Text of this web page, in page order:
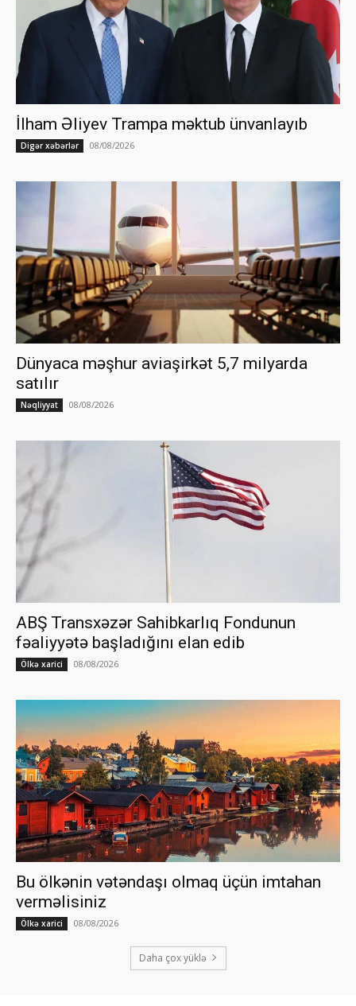
İlham Əliyev Trampa məktub ünvanlayıb
Digər xəbərlər 08/08/2026
Dünyaca məşhur aviaşirkət 5,7 milyarda
satılır
Nəqliyyat 08/08/2026
ABŞ Transxəzər Sahibkarlıq Fondunun
fəaliyyətə başladığını elan edib
Ölkə xarici 08/08/2026
Bu ölkənin vətəndaşı olmaq üçün imtahan
verməlisiniz
Ölkə xarici 08/08/2026
Daha çox yüklə